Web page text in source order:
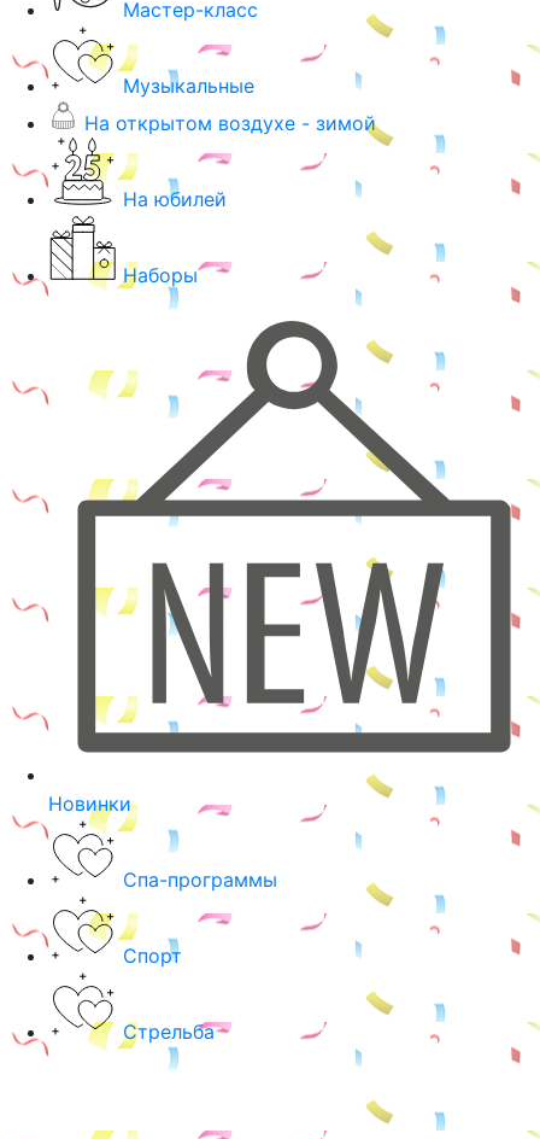
Мастер-класс
Музыкальные
На открытом воздухе - зимой
На юбилей
Наборы
Новинки
Спа-программы
Спорт
Стрельба